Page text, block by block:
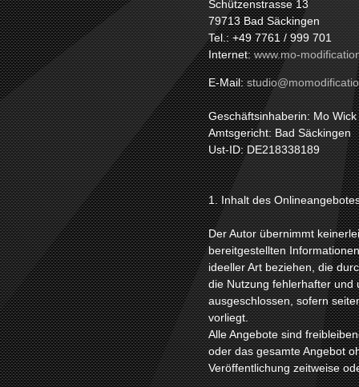
Schützenstrasse 13
79713 Bad Säckingen
Tel.: +49 7761 / 999 701
Internet:www.mo-
E-Mail:
Geschäftsinhaberin: Mo Wick
Amtsgericht: Bad Säckingen
Ust-ID: DE218338189
1. Inhalt des
Der Autor übernimmt
bereitgestellten
ideeller Art beziehen, die
die Nutzung fehlerhafter und
ausgeschlossen, sofern
vorliegt.
Alle Angebote sind
oder das gesamte Angebot
Veröffentlichung zeitweise